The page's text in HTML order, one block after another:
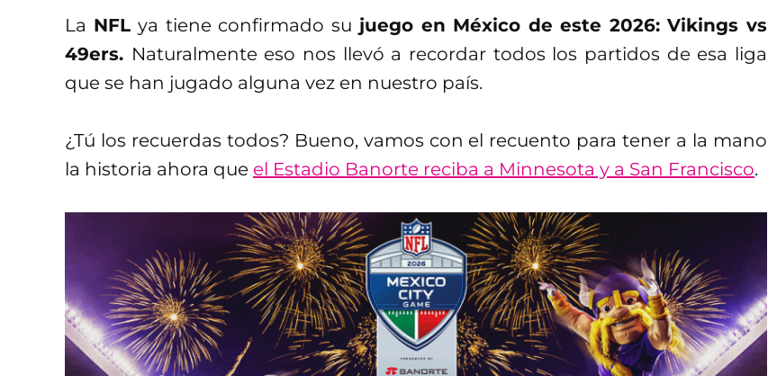
La NFLya tiene confirmado su juego en México de este 2026: Vikings vs
49ers. Naturalmente eso nos llevó a recordar todos los partidos de esa liga
que se han jugado alguna vez en nuestro país.
¿Tú los recuerdas todos? Bueno, vamos con el recuento para tener a la mano
la historia ahora que el Estadio Banorte reciba a Minnesota y a San Francisco.